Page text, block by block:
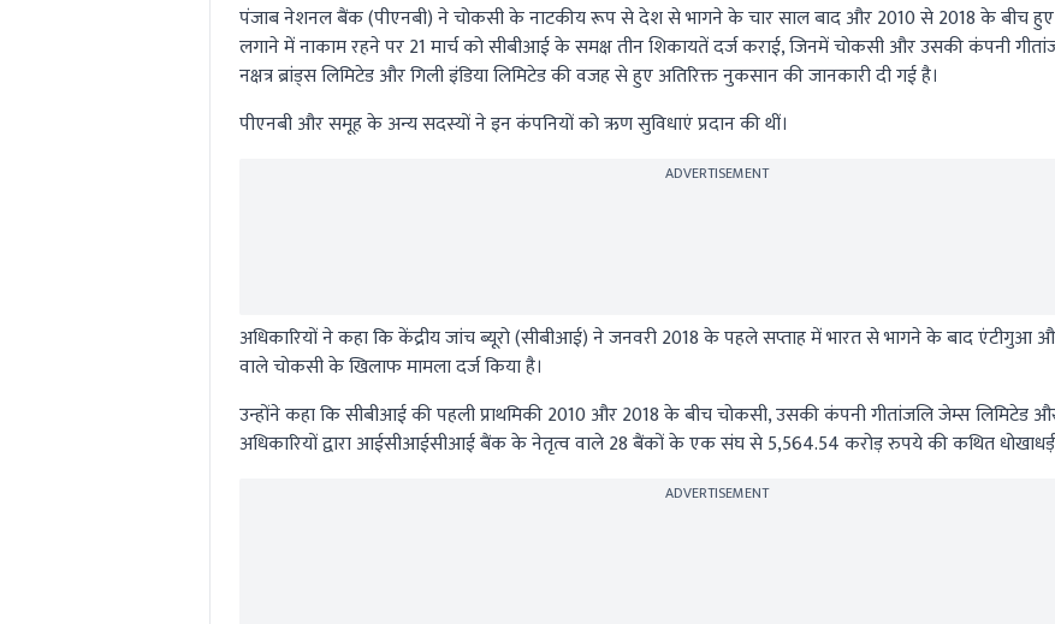
पंजाब नेशनल बैंक (पीएनबी) ने चोकसी के नाटकीय रूप से देश से भागने के चार साल बाद और 2010 से 2018 के बीच हुए
लगाने में नाकाम रहने पर 21 मार्च को सीबीआई के समक्ष तीन शिकायतें दर्ज कराई, जिनमें चोकसी और उसकी कंपनी
नक्षत्र ब्रांड्स लिमिटेड और गिली इंडिया लिमिटेड की वजह से हुए अतिरिक्त नुकसान की जानकारी दी गई है।
पीएनबी और समूह के अन्य सदस्यों ने इन कंपनियों को ऋण सुविधाएं प्रदान की थीं।
ADVERTISEMENT
अधिकारियों ने कहा कि केंद्रीय जांच ब्यूरो (सीबीआई) ने जनवरी 2018 के पहले सप्ताह में भारत से भागने के बाद एंटीगुआ
वाले चोकसी के खिलाफ मामला दर्ज किया है।
उन्होंने कहा कि सीबीआई की पहली प्राथमिकी 2010 और 2018 के बीच चोकसी, उसकी कंपनी गीतांजलि जेम्स लिमिटेड
अधिकारियों द्वारा आईसीआईसीआई बैंक के नेतृत्व वाले 28 बैंकों के एक संघ से 5,564.54 करोड़ रुपये की कथित
ADVERTISEMENT